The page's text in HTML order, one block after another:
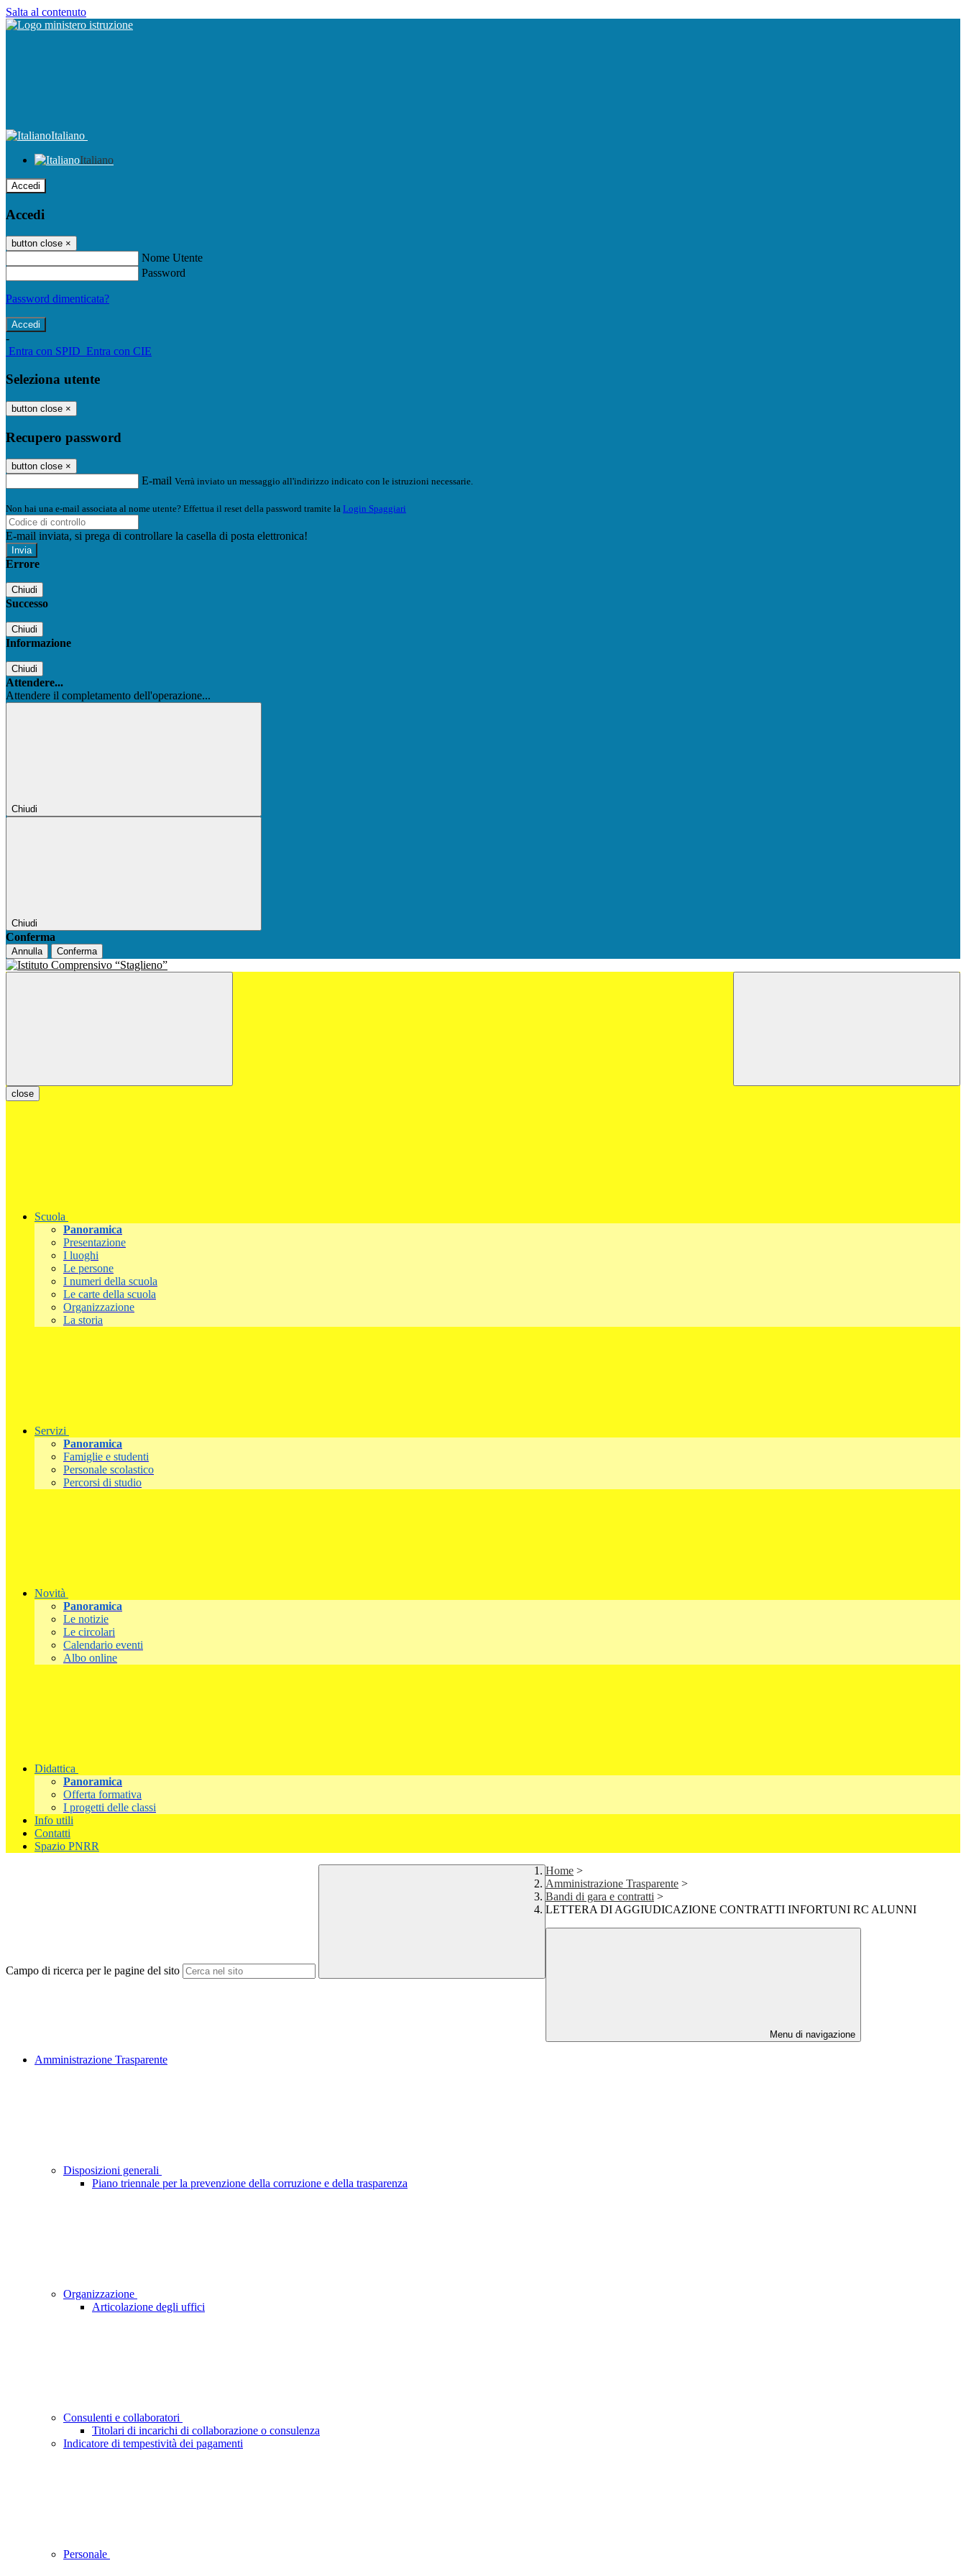
Salta al contenuto
Italiano
Italiano
Accedi
Accedi
button close ×
Nome Utente
Password
Password dimenticata?
-
Entra con SPID Entra con CIE
Seleziona utente
button close ×
Recupero password
button close ×
E-mail Verrà inviato un messaggio all'indirizzo indicato con le istruzioni necessarie.
Non hai una e-mail associata al nome utente? Effettua il reset della password tramite la Login Spaggiari
E-mail inviata, si prega di controllare la casella di posta elettronica!
Errore
Chiudi
Successo
Chiudi
Informazione
Chiudi
Attendere...
Attendere il completamento dell'operazione...
Chiudi
Chiudi
Conferma
Annulla Conferma
close
Scuola
Panoramica
Presentazione
I luoghi
Le persone
I numeri della scuola
Le carte della scuola
Organizzazione
La storia
Servizi
Panoramica
Famiglie e studenti
Personale scolastico
Percorsi di studio
Novità
Panoramica
Le notizie
Le circolari
Calendario eventi
Albo online
Didattica
Panoramica
Offerta formativa
I progetti delle classi
Info utili
Contatti
Spazio PNRR
Campo di ricerca per le pagine del sito
Home >
Amministrazione Trasparente >
Bandi di gara e contratti >
LETTERA DI AGGIUDICAZIONE CONTRATTI INFORTUNI RC ALUNNI
Menu di navigazione
Amministrazione Trasparente
Disposizioni generali
Piano triennale per la prevenzione della corruzione e della trasparenza
Organizzazione
Articolazione degli uffici
Consulenti e collaboratori
Titolari di incarichi di collaborazione o consulenza
Indicatore di tempestività dei pagamenti
Personale